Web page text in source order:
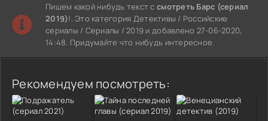
Пишем какой нибудь текст ссмотреть Барс (сериал
2019)!. Это категория Детективы / Российские
сериалы / Сериалы / 2019 и добавлено 27-06-2020,
14:48. Придумайте что нибудь интересное.
Рекомендуем посмотреть: